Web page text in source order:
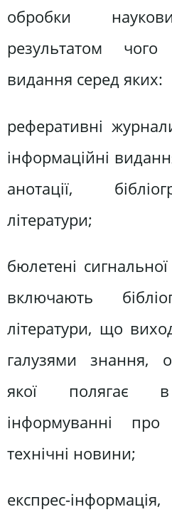
обробки
результатом
видання серед яких:
реферативні
інформаційні
анотації,
літератури;
бюлетені
включають
літератури, що
галузями знання,
якої полягає в
інформуванні
технічні новини;
експрес-